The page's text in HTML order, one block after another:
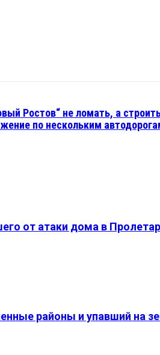
Ростов“ не ломать, а
по нескольким
от атаки дома в
районы и упавший на